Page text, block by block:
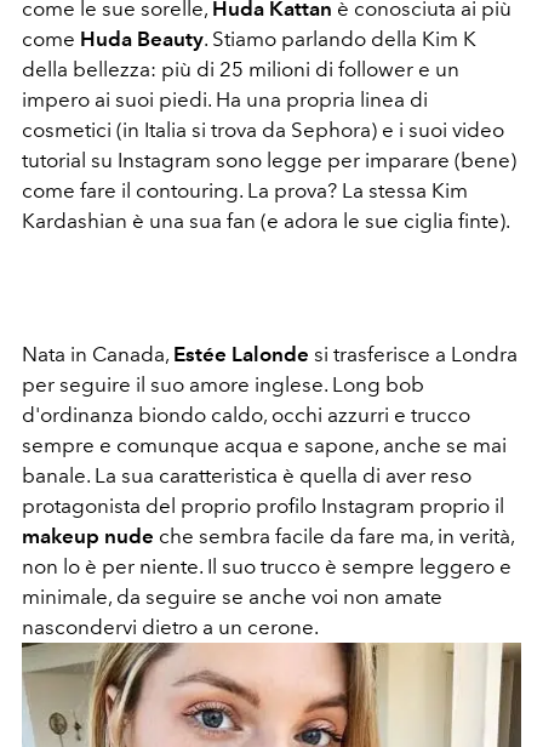
come le sue sorelle, Huda Kattan è conosciuta ai più
come Huda Beauty. Stiamo parlando della Kim K
della bellezza: più di 25 milioni di follower e un
impero ai suoi piedi. Ha una propria linea di
cosmetici (in Italia si trova da Sephora) e i suoi video
tutorial su Instagram sono legge per imparare (bene)
come fare il contouring. La prova? La stessa Kim
Kardashian è una sua fan (e adora le sue ciglia finte).
Nata in Canada, Estée Lalonde si trasferisce a Londra
per seguire il suo amore inglese. Long bob
d'ordinanza biondo caldo, occhi azzurri e trucco
sempre e comunque acqua e sapone, anche se mai
banale. La sua caratteristica è quella di aver reso
protagonista del proprio profilo Instagram proprio il
makeup nude che sembra facile da fare ma, in verità,
non lo è per niente. Il suo trucco è sempre leggero e
minimale, da seguire se anche voi non amate
nascondervi dietro a un cerone.